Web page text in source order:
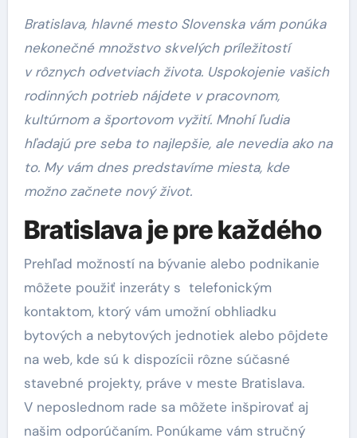
Bratislava, hlavné mesto Slovenska vám ponúka
nekonečné množstvo skvelých príležitostí
v rôznych odvetviach života. Uspokojenie vašich
rodinných potrieb nájdete v pracovnom,
kultúrnom a športovom vyžití. Mnohí ľudia
hľadajú pre seba to najlepšie, ale nevedia ako na
to. My vám dnes predstavíme miesta, kde
možno začnete nový život.
Bratislava je pre každého
Prehľad možností na bývanie alebo podnikanie
môžete použiť inzeráty s telefonickým
kontaktom, ktorý vám umožní obhliadku
bytových a nebytových jednotiek alebo pôjdete
na web, kde sú k dispozícii rôzne súčasné
stavebné projekty, práve v meste Bratislava.
V neposlednom rade sa môžete inšpirovať aj
našim odporúčaním. Ponúkame vám stručný